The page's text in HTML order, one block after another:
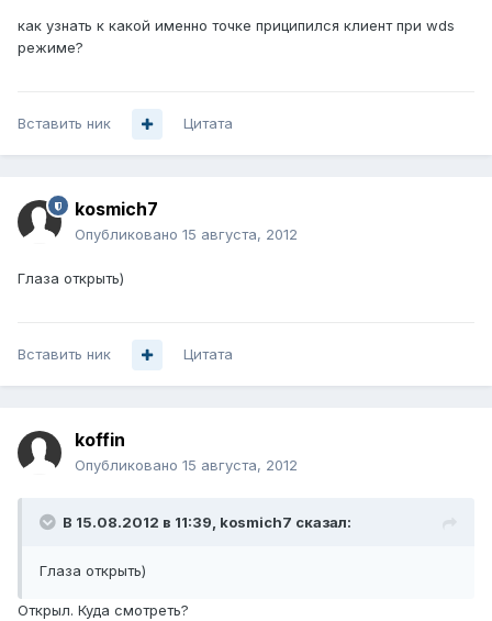
как узнать к какой именно точке приципился клиент при wds
режиме?
Вставить ник Цитата
kosmich7
Опубликовано 15 августа, 2012
Глаза открыть)
Вставить ник Цитата
koffin
Опубликовано 15 августа, 2012
В 15.08.2012 в 11:39, kosmich7 сказал:
Глаза открыть)
Открыл. Куда смотреть?